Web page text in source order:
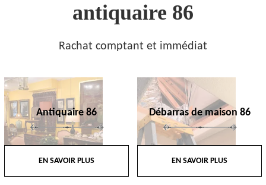
antiquaire 86
Rachat comptant et immédiat
Antiquaire 86
EN SAVOIR PLUS
Débarras de maison 86
EN SAVOIR PLUS